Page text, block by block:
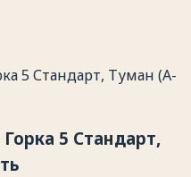
5 Стандарт,